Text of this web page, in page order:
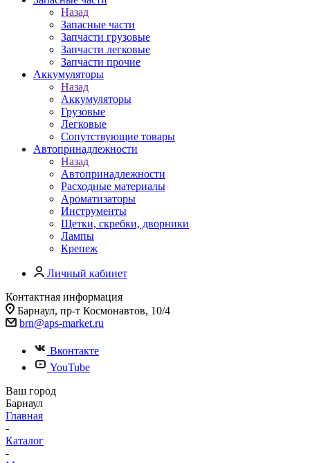
Назад
Запасные части
Запчасти грузовые
Запчасти легковые
Запчасти прочие
Аккумуляторы
Назад
Аккумуляторы
Грузовые
Легковые
Сопутствующие товары
Автопринадлежности
Назад
Автопринадлежности
Расходные материалы
Ароматизаторы
Инструменты
Щетки, скребки, дворники
Лампы
Крепеж
Личный кабинет
Контактная информация
Барнаул, пр-т Космонавтов, 10/4
brn@aps-market.ru
Вконтакте
YouTube
Ваш город
Барнаул
Главная
-
Каталог
-